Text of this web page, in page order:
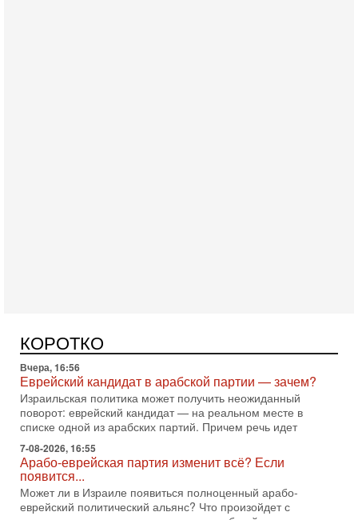
КОРОТКО
Нетаниягу на Генассамблею ООН в сентябре. По
Вчера, 16:56
Еврейский кандидат в арабской партии — зачем?
Израильская политика может получить неожиданный
поворот: еврейский кандидат — на реальном месте в
списке одной из арабских партий. Причем речь идет
7-08-2026, 16:55
Арабо-еврейская партия изменит всё? Если
появится...
Может ли в Израиле появиться полноценный арабо-
еврейский политический альянс? Что произойдет с